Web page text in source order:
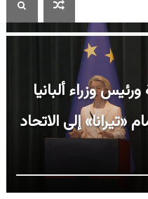
وزراء ألبانيا
إلى الاتحاد